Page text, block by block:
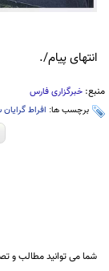
انتهای پیام/.
منبع: خبرگزاری فارس
برچسب ها: افراط
شما می توانید مطالب و